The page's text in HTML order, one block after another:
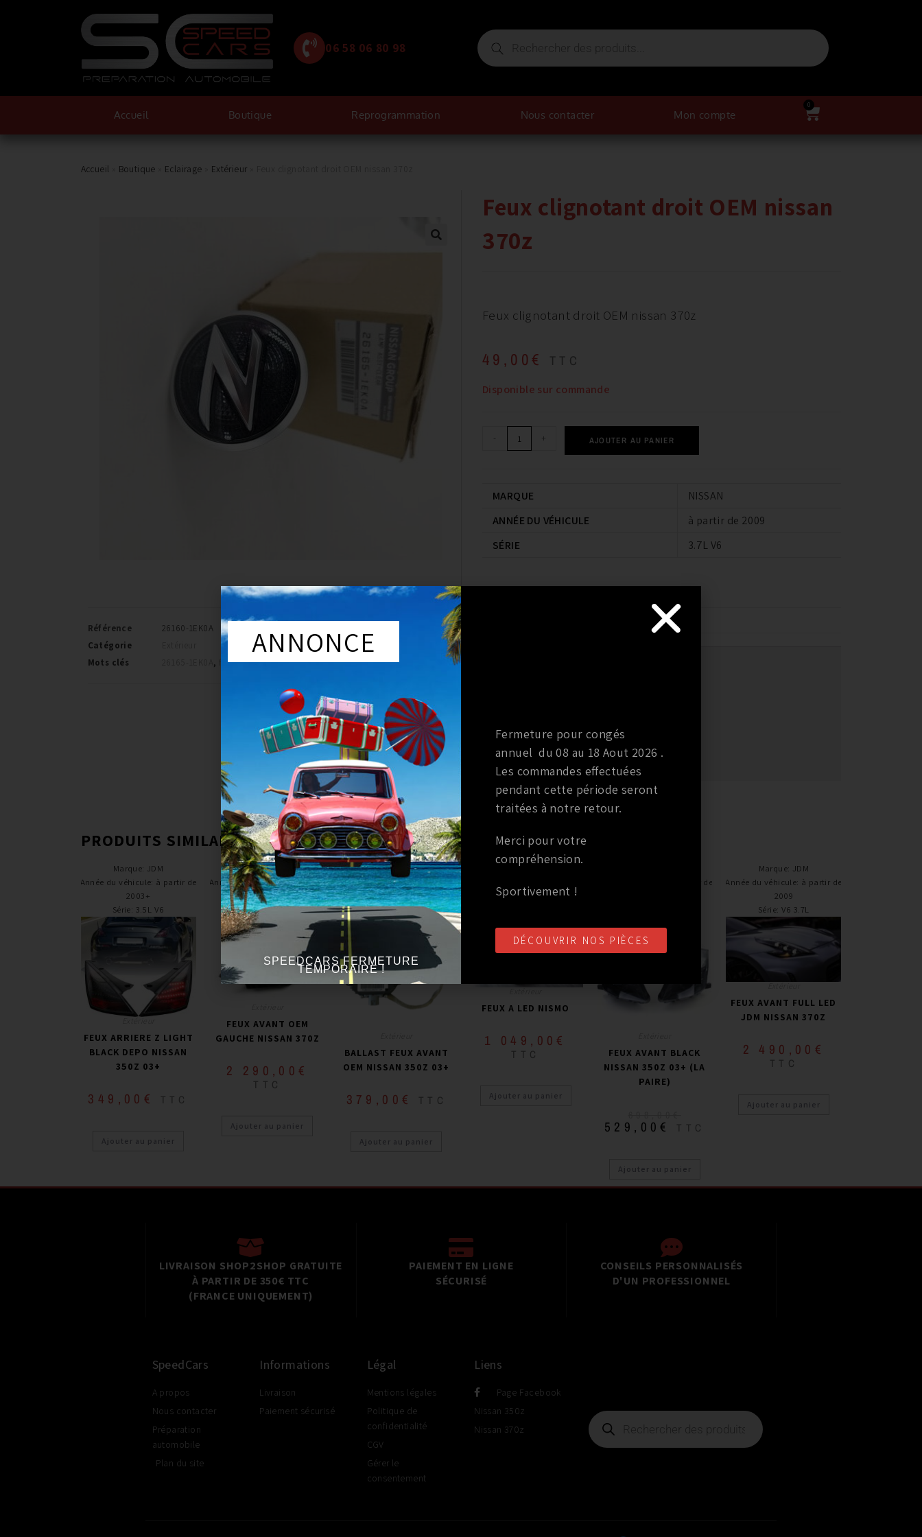
06 58 06 80 98
Accueil Boutique Reprogrammation Nous contacter Mon compte
0
Accueil Boutique Eclairage Extérieur
Feux clignotant droit OEM nissan
370z
Feux clignotant droit OEM nissan 370z
49,00 € TTC
Disponible sur commande
- + AJOUTER AU PANIER
MARQUE
NISSAN
ANNÉE DU VÉHICULE
à partir de 2009
SÉRIE
3.7L V6
Référence
26160-1EK0A
Catégorie
Mots clés
, feux clignotant 370z
Feux clignotant droit OEM nissan 370z
Produit de marque NISSAN
PRODUITS SIMILAIRES
Marque: JDM
Année du véhicule: à partir de
2003+
Série: 3.5L V6
FEUX ARRIERE Z LIGHT
BLACK DEPO NISSAN
350Z 03+
349,00 € TTC
Ajouter au panier
Marque:NISSAN
Année du véhicule:à partir de
2015
Série:V6 3.7L
FEUX AVANT OEM
GAUCHE NISSAN 370Z
2 290,00 €
TTC
Ajouter au panier
Marque
NISSAN
Année du véhicule:à partir de
2003+
Série:3.5L V6
BALLAST FEUX AVANT
OEM NISSAN 350Z 03+
379,00 € TTC
Ajouter au panier
Marque
2009
Extérieur
FEUX A LED NISMO
1 049,00 €
TTC
Ajouter au panier
à partir de
PROMO !
FEUX AVANT BLACK
NISSAN 350Z 03+ (LA
PAIRE)
529,00€ TTC
Ajouter au panier
Marque: JDM
Année du véhicule: à partir de
2009
Série: V6 3.7L
FEUX AVANT FULL LED
JDM NISSAN 370Z
2 490,00 €
TTC
Ajouter au panier
LIVRAISON SHOP2SHOP GRATUITE
À PARTIR DE 350€ TTC
(FRANCE UNIQUEMENT)
PAIEMENT EN LIGNE
SÉCURISÉ
CONSEILS PERSONNALISÉS
D'UN PROFESSIONNEL
SpeedCars
A propos
Nous contacter
Préparation
automobile
Plan du site
Informations
Livraison
Paiement sécurisé
Légal
Mentions légales
Politique de
confidentialité
CGV
Gérer le
consentement
Liens
Page Facebook
Nissan 350z
Nissan 370z
ANNONCE
SPEEDCARS FERMETURE
TEMPORAIRE !
Fermeture pour congés
annuel du 08 au 18 Aout 2026 .
Les commandes effectuées
pendant cette période seront
traitées à notre retour.
Merci pour votre
compréhension.
Sportivement !
DÉCOUVRIR NOS PIÈCES